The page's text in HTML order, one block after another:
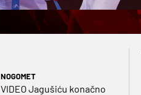
NOGOMET
VIDEO Jagušiću konačno